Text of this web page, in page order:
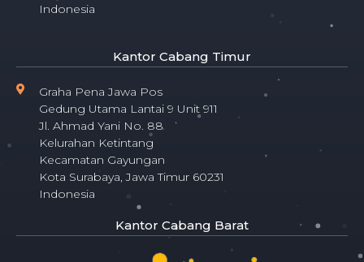
Indonesia
Kantor Cabang Timur
Graha Pena Jawa Pos
Gedung Utama Lantai 9 Unit 911
Jl. Ahmad Yani No. 88
Kelurahan Ketintang
Kecamatan Gayungan
Kota Surabaya, Jawa Timur 60231
Indonesia
Kantor Cabang Barat